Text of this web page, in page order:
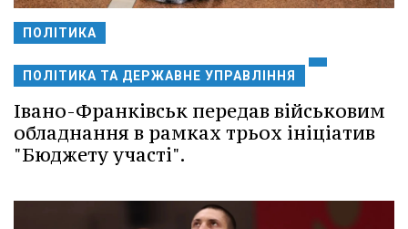
ПОЛІТИКА
ПОЛІТИКА ТА ДЕРЖАВНЕ УПРАВЛІННЯ
Івано-Франківськ передав військовим
обладнання в рамках трьох ініціатив
"Бюджету участі".